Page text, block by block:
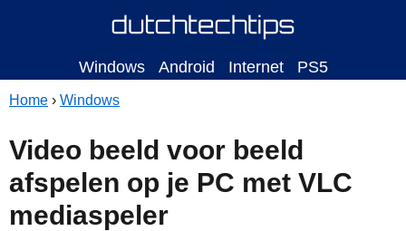
Windows Android Internet PS5
Home › Windows
Video beeld voor beeld
afspelen op je PC met VLC
mediaspeler